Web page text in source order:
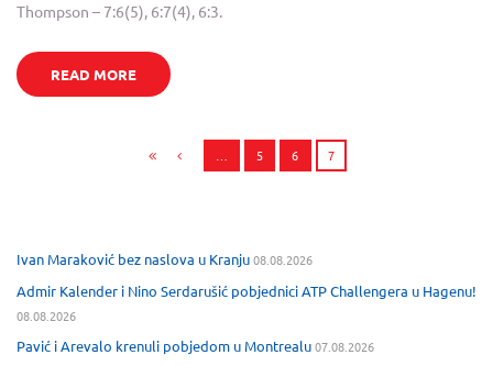
Thompson – 7:6(5), 6:7(4), 6:3.
READ MORE
… 5 6 7
Ivan Maraković bez naslova u Kranju08.08.2026
Admir Kalender i Nino Serdarušić pobjednici ATP Challengera u Hagenu!
08.08.2026
Pavić i Arevalo krenuli pobjedom u Montrealu07.08.2026